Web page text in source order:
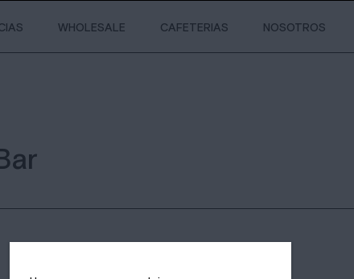
WHOLESALE CAFETERIAS NOSOTROS